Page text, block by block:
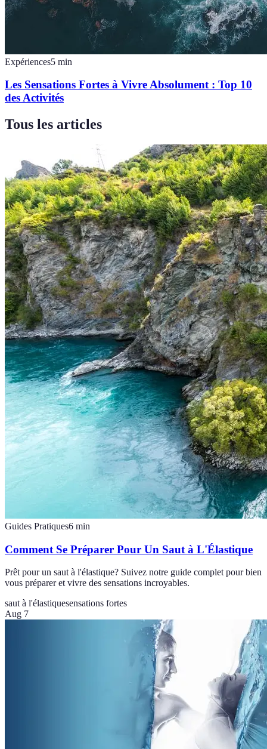
Expériences5 min
Les Sensations Fortes à Vivre Absolument : Top 10
des Activités
Tous les articles
Guides Pratiques6 min
Comment Se Préparer Pour Un Saut à L'Élastique
Prêt pour un saut à l'élastique? Suivez notre guide complet pour bien
vous préparer et vivre des sensations incroyables.
saut à l'élastiquesensations fortes
Aug 7